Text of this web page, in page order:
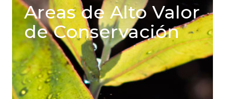
Areas de Alto Valor
de Conservación